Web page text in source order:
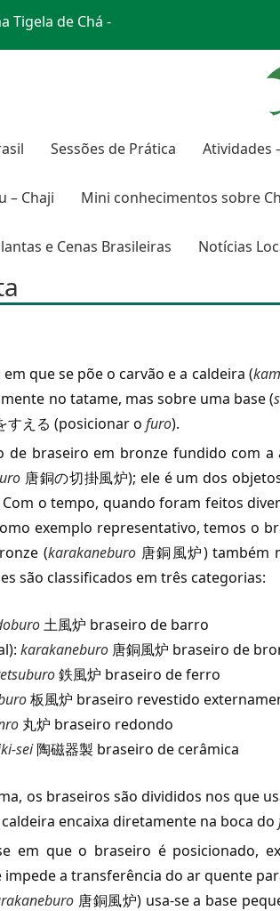
Tigela de Chá -
Sessões de Prática Atividades
– Chaji Mini conhecimentos sobre
e Cenas Brasileiras Notícias
que se põe o carvão e a caldeira (
no tatame, mas sobre uma base (
すえる (posicionar o furo).
de braseiro em bronze fundido com
唐銅の切掛風炉); ele é um dos
Com o tempo, quando foram feitos
exemplo representativo, temos o
(karakaneburo唐銅風炉) também
são classificados em três categorias:
土風炉 braseiro de barro
karakaneburo 唐銅風炉 braseiro de
鉄風炉 braseiro de ferro
板風炉 braseiro revestido
丸炉 braseiro redondo
陶磁器製 braseiro de cerâmica
os braseiros são divididos nos que
encaixa diretamente na boca do
em que o braseiro é posicionado,
a transferência do ar quente
唐銅風炉) usa-se a base